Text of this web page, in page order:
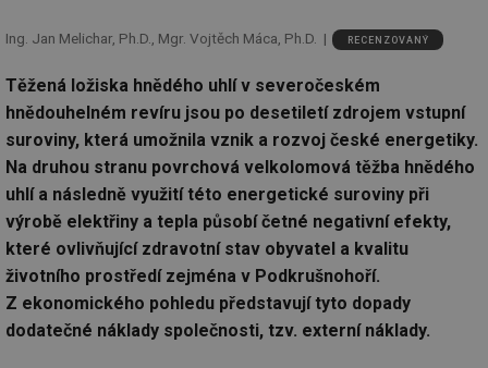
Ing. Jan Melichar, Ph.D., Mgr. Vojtěch Máca, Ph.D. RECENZOVANÝ
Těžená ložiska hnědého uhlí v severočeském
hnědouhelném revíru jsou po desetiletí zdrojem vstupní
suroviny, která umožnila vznik a rozvoj české energetiky.
Na druhou stranu povrchová velkolomová těžba hnědého
uhlí a následně využití této energetické suroviny při
výrobě elektřiny a tepla působí četné negativní efekty,
které ovlivňující zdravotní stav obyvatel a kvalitu
životního prostředí zejména v Podkrušnohoří.
Z ekonomického pohledu představují tyto dopady
dodatečné náklady společnosti, tzv. externí náklady.